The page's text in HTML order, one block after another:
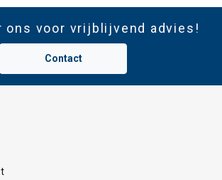
ons voor vrijblijvend advies!
Contact